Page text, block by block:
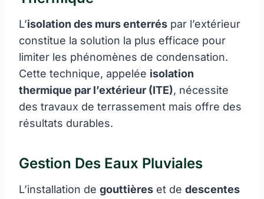
L’isolation des murs enterrés par l’extérieur
constitue la solution la plus efficace pour
limiter les phénomènes de condensation.
Cette technique, appelée isolation
thermique par l’extérieur (ITE), nécessite
des travaux de terrassement mais offre des
résultats durables.
Gestion Des Eaux Pluviales
L’installation de gouttières et de descentes